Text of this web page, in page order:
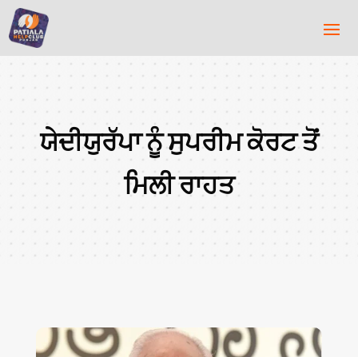
ਯੇਦੀਯੁਰੱਪਾ ਨੂੰ ਸੁਪਰੀਮ ਕੋਰਟ ਤੋਂ
ਮਿਲੀ ਰਾਹਤ